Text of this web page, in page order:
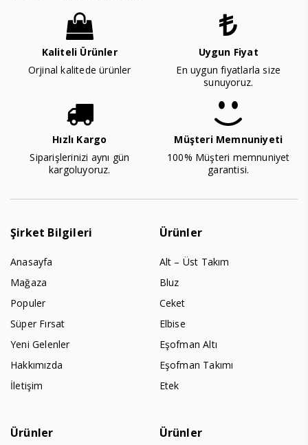
Kaliteli Ürünler
Orjinal kalitede ürünler
Uygun Fiyat
En uygun fiyatlarla size
sunuyoruz.
Hızlı Kargo
Siparişlerinizi aynı gün
kargoluyoruz.
Müşteri Memnuniyeti
100% Müşteri memnuniyet
garantisi.
Şirket Bilgileri
Anasayfa
Mağaza
Populer
Süper Fırsat
Yeni Gelenler
Hakkımızda
İletişim
Ürünler
Alt – Üst Takım
Bluz
Ceket
Elbise
Eşofman Altı
Eşofman Takımı
Etek
Ürünler Ürünler